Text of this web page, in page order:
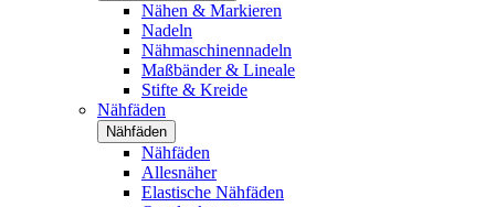
Nähen & Markieren
Nadeln
Nähmaschinennadeln
Maßbänder & Lineale
Stifte & Kreide
Nähfäden
Nähfäden
Nähfäden
Allesnäher
Elastische Nähfäden